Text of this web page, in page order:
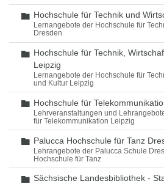
Ordner
Hochschule für Technik und
Lernangebote der Hochschule für
Dresden
Ordner
Hochschule für Technik,
Leipzig
Lernangebote der Hochschule für
und Kultur Leipzig
Ordner
Hochschule für
Lehrveranstaltungen und
für Telekommunikation Leipzig
Ordner
Palucca Hochschule für Tanz
Lehrangebote der Palucca Schule
Hochschule für Tanz
Ordner
Sächsische Landesbibliothek -